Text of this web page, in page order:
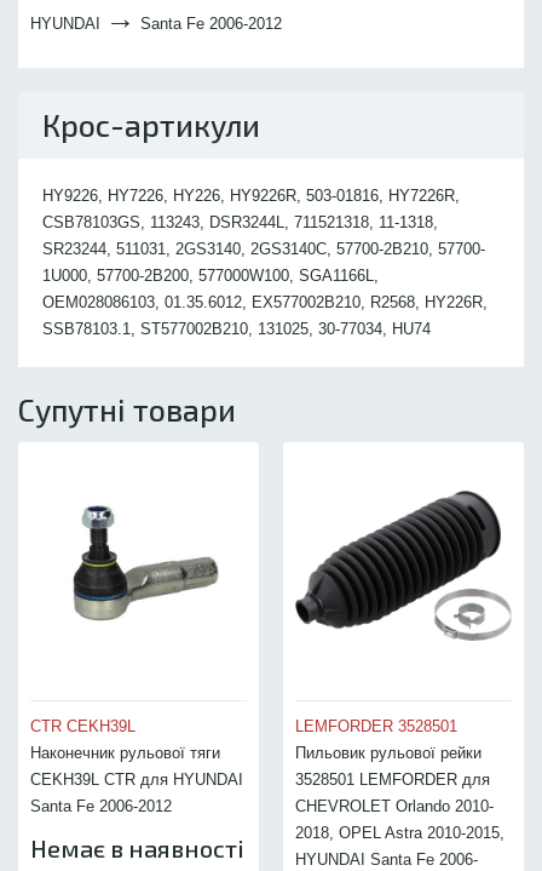
HYUNDAI → Santa Fe 2006-2012
Крос-артикули
HY9226, HY7226, HY226, HY9226R, 503-01816, HY7226R,
CSB78103GS, 113243, DSR3244L, 711521318, 11-1318,
SR23244, 511031, 2GS3140, 2GS3140C, 57700-2B210, 57700-
1U000, 57700-2B200, 577000W100, SGA1166L,
OEM028086103, 01.35.6012, EX577002B210, R2568, HY226R,
SSB78103.1, ST577002B210, 131025, 30-77034, HU74
Супутні товари
CTR CEKH39L
Наконечник рульової тяги
CEKH39L CTR для HYUNDAI
Santa Fe 2006-2012
Немає в наявності
LEMFORDER 3528501
Пильовик рульової рейки
3528501 LEMFORDER для
CHEVROLET Orlando 2010-
2018, OPEL Astra 2010-2015,
HYUNDAI Santa Fe 2006-